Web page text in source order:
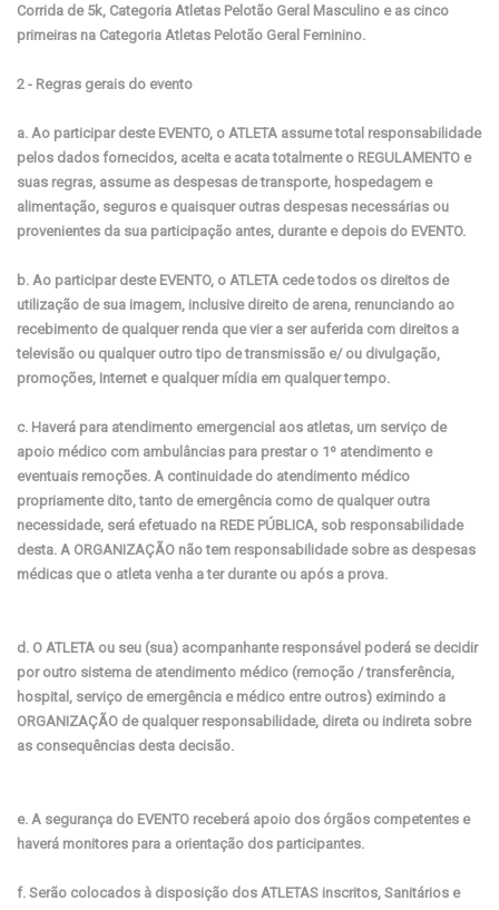
Corrida de 5k, Categoria Atletas Pelotão Geral Masculino e as cinco
primeiras na Categoria Atletas Pelotão Geral Feminino.
2 - Regras gerais do evento
a. Ao participar deste EVENTO, o ATLETA assume total responsabilidade
pelos dados fornecidos, aceita e acata totalmente o REGULAMENTO e
suas regras, assume as despesas de transporte, hospedagem e
alimentação, seguros e quaisquer outras despesas necessárias ou
provenientes da sua participação antes, durante e depois do EVENTO.
b. Ao participar deste EVENTO, o ATLETA cede todos os direitos de
utilização de sua imagem, inclusive direito de arena, renunciando ao
recebimento de qualquer renda que vier a ser auferida com direitos a
televisão ou qualquer outro tipo de transmissão e/ ou divulgação,
promoções, Internet e qualquer mídia em qualquer tempo.
c. Haverá para atendimento emergencial aos atletas, um serviço de
apoio médico com ambulâncias para prestar o 1º atendimento e
eventuais remoções. A continuidade do atendimento médico
propriamente dito, tanto de emergência como de qualquer outra
necessidade, será efetuado na REDE PÚBLICA, sob responsabilidade
desta. A ORGANIZAÇÃO não tem responsabilidade sobre as despesas
médicas que o atleta venha a ter durante ou após a prova.
d. O ATLETA ou seu (sua) acompanhante responsável poderá se decidir
por outro sistema de atendimento médico (remoção / transferência,
hospital, serviço de emergência e médico entre outros) eximindo a
ORGANIZAÇÃO de qualquer responsabilidade, direta ou indireta sobre
as consequências desta decisão.
e. A segurança do EVENTO receberá apoio dos órgãos competentes e
haverá monitores para a orientação dos participantes.
f. Serão colocados à disposição dos ATLETAS inscritos, Sanitários e